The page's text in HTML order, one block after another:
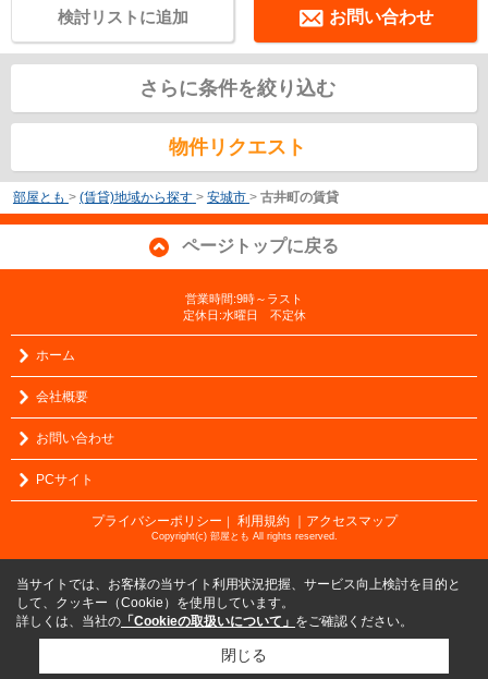
お問い合わせ
検討リストに追加
さらに条件を絞り込む
物件リクエスト
部屋とも > (賃貸)地域から探す > 安城市 > 古井町の賃貸
ページトップに戻る
営業時間:9時～ラスト
定休日:水曜日 不定休
ホーム
会社概要
お問い合わせ
PCサイト
プライバシーポリシー ｜ 利用規約 ｜アクセスマップ
Copyright(c) 部屋とも All rights reserved.
当サイトでは、お客様の当サイト利用状況把握、サービス向上検討を目的と
して、クッキー（Cookie）を使用しています。
詳しくは、当社の 「Cookieの取扱いについて」 をご確認ください。
閉じる